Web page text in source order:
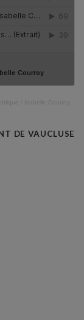
/ Isabelle Courroy
DE VAUCLUSE